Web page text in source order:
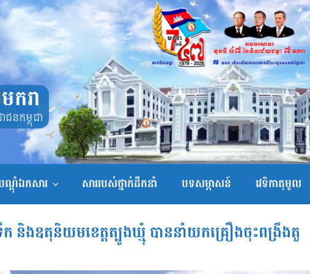
ករា
នកម្ពុជា
ណ្តុំឯកសារ សាររបស់ថ្នាក់ដឹកនាំ បទសម្ភាសន៍ វេទិកាតុមូល
ក និងឧតុនិយមខេត្តត្បូងឃ្មុំ បាននាំយកគ្រឿងចុះពង្រឹងតួ